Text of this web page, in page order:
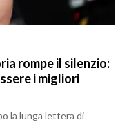
rompe il silenzio:
i migliori
la lunga lettera di